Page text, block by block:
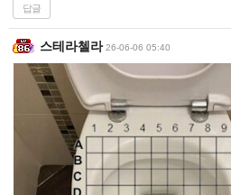
답글
스테라첼라 26-06-06 05:40